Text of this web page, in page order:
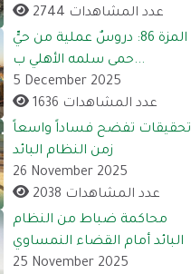
2744 عدد المشاهدات
المزة 86: دروسٌ عملية من حيٍّ
حمى سلمه الأهلي ب...
5 December 2025
1636 عدد المشاهدات
تحقيقات تفضح فساداً واسعاً
زمن النظام البائد
26 November 2025
2038 عدد المشاهدات
محاكمة ضباط من النظام
البائد أمام القضاء النمساوي
25 November 2025